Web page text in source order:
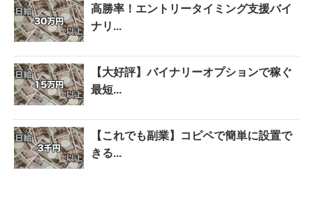
高勝率！エントリータイミング支援バイ
ナリ...
【大好評】バイナリーオプションで稼ぐ
最短...
【これでも副業】コピペで簡単に設置で
きる...